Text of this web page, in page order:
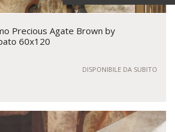
Precious Agate Brown by
60x120
DISPONIBILE DA SUBITO